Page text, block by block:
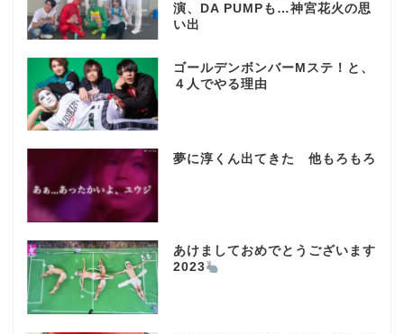
演、DA PUMPも…神宮花火の思
い出
ゴールデンボンバーMステ！と、
４人でやる理由
夢に淳くん出てきた 他もろもろ
あけましておめでとうございます
2023